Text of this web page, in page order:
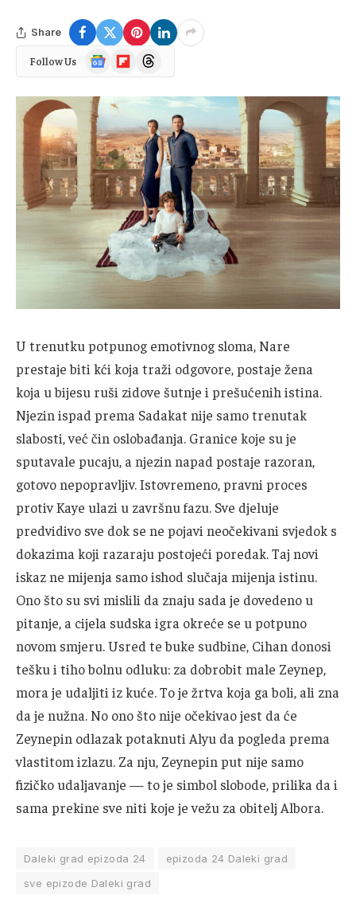
Share
Follow Us
Google
News
FlipboardThreads
U trenutku potpunog emotivnog sloma, Nare
prestaje biti kći koja traži odgovore, postaje žena
koja u bijesu ruši zidove šutnje i prešućenih istina.
Njezin ispad prema Sadakat nije samo trenutak
slabosti, već čin oslobađanja. Granice koje su je
sputavale pucaju, a njezin napad postaje razoran,
gotovo nepopravljiv. Istovremeno, pravni proces
protiv Kaye ulazi u završnu fazu. Sve djeluje
predvidivo sve dok se ne pojavi neočekivani svjedok s
dokazima koji razaraju postojeći poredak. Taj novi
iskaz ne mijenja samo ishod slučaja mijenja istinu.
Ono što su svi mislili da znaju sada je dovedeno u
pitanje, a cijela sudska igra okreće se u potpuno
novom smjeru. Usred te buke sudbine, Cihan donosi
tešku i tiho bolnu odluku: za dobrobit male Zeynep,
mora je udaljiti iz kuće. To je žrtva koja ga boli, ali zna
da je nužna. No ono što nije očekivao jest da će
Zeynepin odlazak potaknuti Alyu da pogleda prema
vlastitom izlazu. Za nju, Zeynepin put nije samo
fizičko udaljavanje — to je simbol slobode, prilika da i
sama prekine sve niti koje je vežu za obitelj Albora.
Daleki grad epizoda 24
epizoda 24 Daleki grad
sve epizode Daleki grad